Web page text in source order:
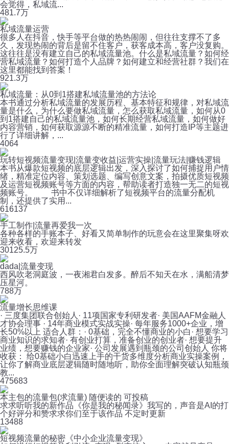
会觉得，私域流...
481.7万
私域流量运营
很多人在抖音，快手等平台做的热热闹闹，但往往支撑不了多
久，发现热闹的背后是留不住客户，获客成本高，客户没复购。
这往往是没有建立自己的私域流量池。什么是私域流量？如何经
营私域流量？如何打造个人品牌？如何建立和经营社群？我们在
这里都能找到答案！
921.3万
私域流量：从0到1搭建私域流量池的方法论
本书通过分析私域流量的发展历程、基本特征和规律，对私域流
量是什么，为什么要做私域流量，怎么获取私域流量，如何从0
到1搭建自己的私域流量池，如何长期经营私域流量，如何做好
内容营销，如何获取源源不断的精准流量，如何打造IP等主题进
行了详细讲解，...
4064
玩转短视频流量变现|流量变收益|运营实操|流量玩法|赚钱逻辑
本书从爆款短视频的底层逻辑出发，深入探讨了如何捕捉用户情
绪，精准定位内容、策划选题、编写创意文案，拍摄优质短视频
及运营短视频账号等方面的内容，帮助读者打造独一无二的短视
频账号。 书中不仅详细解析了短视频平台的流量分配机
制，还提供了实用...
616137
手工制作|流量再爱我一次
各种各样的手账本子、好看又简单制作的玩意会在这里聚集呀欢
迎来收看，欢迎来转发
30125.5万
dada|流量变现
西风吹老洞庭波，一夜湘君白发多。醉后不知天在水，满船清梦
压星河。
788万
流量增长思维课
· 三度集团联合创始人· 11项国家专利研发者· 美国AAFM金融人
才协会理事 · 14年商业模式实战实操· 每年服务1000+企业，增
长50%以上 适合人群：· 0基础，完全不懂商业的小白· 想要学习
商业知识的求知者· 有创业打算，准备创业的创业者· 想要提升
业绩，想要赚钱的企业家· 公司发展遇到瓶颈的公司创始人 你将
收获： 给0基础小白迅速上手的干货多维度分析商业实操案例，
让你了解商业底层逻辑随时随地听，助你全面理解突破认知瓶颈
教...
475683
本主包的流量包(求流量) 随便读的 可投稿
求求听听我的新作品《你是我的秘闻录》我写的，声音是AI的打
个好评分和赞求求你们至于该作品 不定时更新
13488
短视频流量的秘密《中小企业流量变现》